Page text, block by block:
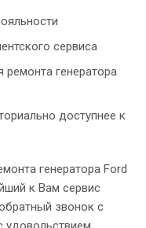
сервиса
ремонта генератора
доступнее к
генератора Ford
к Вам сервис
звонок с